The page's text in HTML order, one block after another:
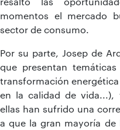
momentos el mercado
sector de consumo.
Por su parte, Josep de
que presentan
transformación energética
en la calidad de vida...),
ellas han sufrido una
a que la gran mayoría de